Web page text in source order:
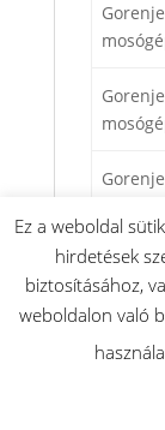
Gorenje
Gorenje
Gorenje
Gorenje
Gorenje
Ez a weboldal
hirdetések
biztosításához,
weboldalon való